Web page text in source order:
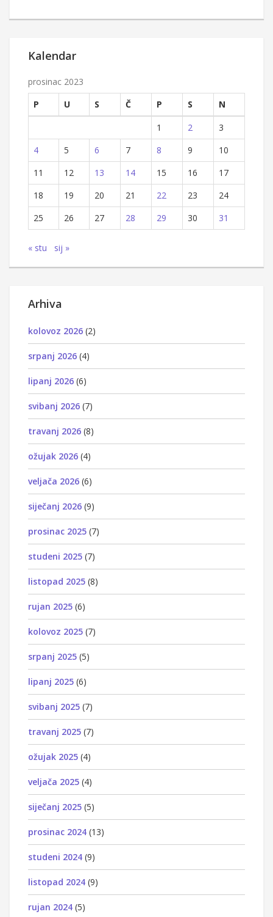
Kalendar
prosinac 2023
P
U S Č P S
N
1
2
3
4
5 6 7 8 9
10
11
12 13 14 15 16
17
18
19 20 21 22 23
24
25
26 27 28 29 30 31
« stu sij »
Arhiva
kolovoz 2026 (2)
srpanj 2026 (4)
lipanj 2026 (6)
svibanj 2026 (7)
travanj 2026 (8)
ožujak 2026 (4)
veljača 2026 (6)
siječanj 2026 (9)
prosinac 2025 (7)
studeni 2025 (7)
listopad 2025 (8)
rujan 2025 (6)
kolovoz 2025 (7)
srpanj 2025 (5)
lipanj 2025 (6)
svibanj 2025 (7)
travanj 2025 (7)
ožujak 2025 (4)
veljača 2025 (4)
siječanj 2025 (5)
prosinac 2024 (13)
studeni 2024 (9)
listopad 2024 (9)
rujan 2024 (5)